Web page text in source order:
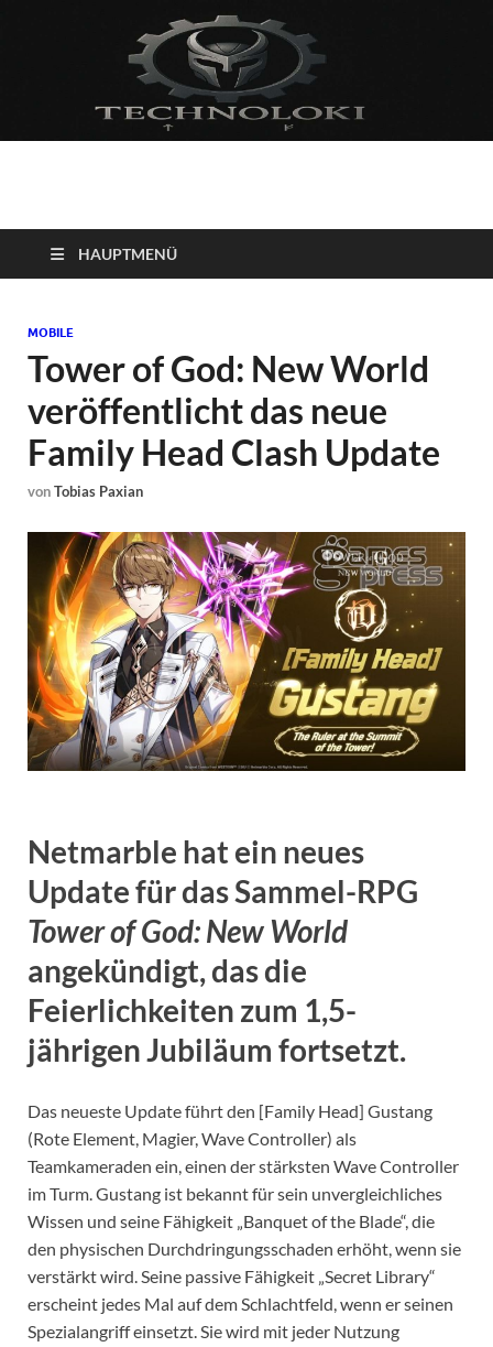
Technoloki: Gaming
und Entertainment
News
Blockbuster, Indie-Perlen und Retro-Klassiker.
HAUPTMENÜ
MOBILE
Tower of God: New World
veröffentlicht das neue
Family Head Clash Update
vonTobias Paxian
Netmarble hat ein neues
Update für das Sammel-RPG
Tower of God: New World
angekündigt, das die
Feierlichkeiten zum 1,5-
jährigen Jubiläum fortsetzt.
Das neueste Update führt den [Family Head] Gustang
(Rote Element, Magier, Wave Controller) als
Teamkameraden ein, einen der stärksten Wave Controller
im Turm. Gustang ist bekannt für sein unvergleichliches
Wissen und seine Fähigkeit „Banquet of the Blade“, die
den physischen Durchdringungsschaden erhöht, wenn sie
verstärkt wird. Seine passive Fähigkeit „Secret Library“
erscheint jedes Mal auf dem Schlachtfeld, wenn er seinen
Spezialangriff einsetzt. Sie wird mit jeder Nutzung